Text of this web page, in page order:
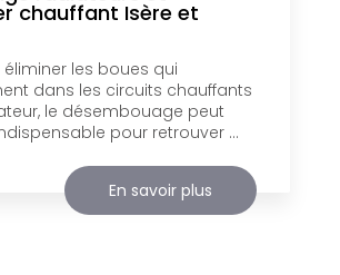
chauffant Isère et
éliminer les boues qui
dans les circuits chauffants
le désembouage peut
pour retrouver ...
En savoir plus